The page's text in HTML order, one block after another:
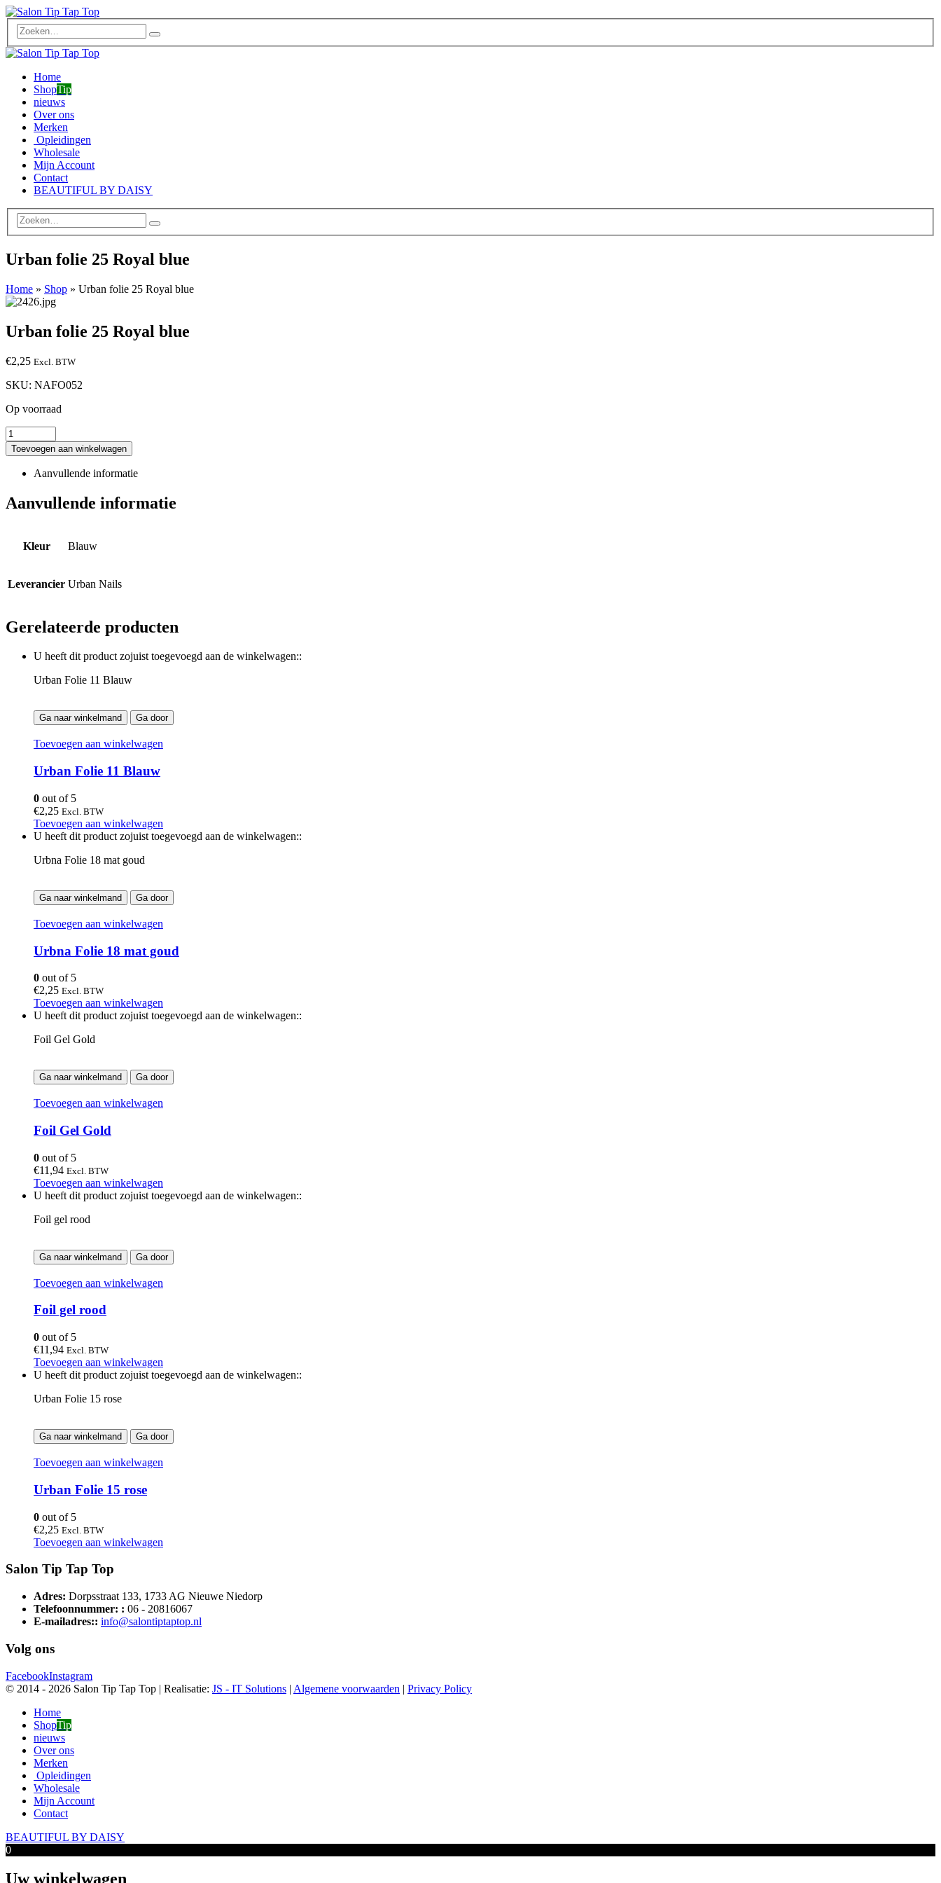
Home
ShopTip
nieuws
Over ons
Merken
Opleidingen
Wholesale
Mijn Account
Contact
BEAUTIFUL BY DAISY
Urban folie 25 Royal blue
Home » Shop » Urban folie 25 Royal blue
Urban folie 25 Royal blue
€2,25 Excl. BTW
SKU: NAFO052
Op voorraad
Toevoegen aan winkelwagen
Aanvullende informatie
Aanvullende informatie
Kleur Blauw
Leverancier Urban Nails
Gerelateerde producten
U heeft dit product zojuist toegevoegd aan de winkelwagen::
Urban Folie 11 Blauw
Ga naar winkelmand Ga door
Toevoegen aan winkelwagen
Urban Folie 11 Blauw
0 out of 5
€2,25 Excl. BTW
Toevoegen aan winkelwagen
U heeft dit product zojuist toegevoegd aan de winkelwagen::
Urbna Folie 18 mat goud
Ga naar winkelmand Ga door
Toevoegen aan winkelwagen
Urbna Folie 18 mat goud
0 out of 5
€2,25 Excl. BTW
Toevoegen aan winkelwagen
U heeft dit product zojuist toegevoegd aan de winkelwagen::
Foil Gel Gold
Ga naar winkelmand Ga door
Toevoegen aan winkelwagen
Foil Gel Gold
0 out of 5
€11,94 Excl. BTW
Toevoegen aan winkelwagen
U heeft dit product zojuist toegevoegd aan de winkelwagen::
Foil gel rood
Ga naar winkelmand Ga door
Toevoegen aan winkelwagen
Foil gel rood
0 out of 5
€11,94 Excl. BTW
Toevoegen aan winkelwagen
U heeft dit product zojuist toegevoegd aan de winkelwagen::
Urban Folie 15 rose
Ga naar winkelmand Ga door
Toevoegen aan winkelwagen
Urban Folie 15 rose
0 out of 5
€2,25 Excl. BTW
Toevoegen aan winkelwagen
Salon Tip Tap Top
Adres: Dorpsstraat 133, 1733 AG Nieuwe Niedorp
Telefoonnummer: : 06 - 20816067
E-mailadres:: info@salontiptaptop.nl
Volg ons
FacebookInstagram
© 2014 - 2026 Salon Tip Tap Top | Realisatie: JS - IT Solutions | Algemene voorwaarden | Privacy Policy
Home
ShopTip
nieuws
Over ons
Merken
Opleidingen
Wholesale
Mijn Account
Contact
BEAUTIFUL BY DAISY
0
Uw winkelwagen